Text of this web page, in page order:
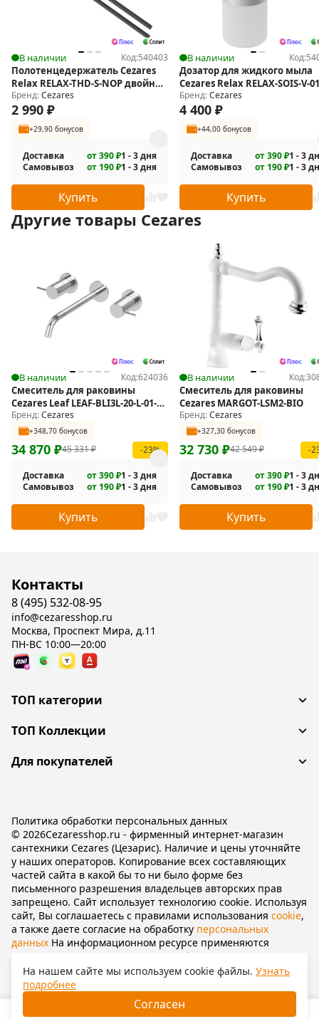
В наличии Код:540403
Полотенцедержатель Cezares
Relax RELAX-THD-S-NOP двойной
поворотный
Бренд:Cezares
2 990 ₽
+29,90 бонусов
Доставка от 390 ₽1 - 3 дня
Самовывоз
от 190 ₽1 - 3 дня
Купить
В наличии Код:
Дозатор для жидкого мыла
Cezares Relax RELAX-SOIS-V-01
Бренд:Cezares
4 400 ₽
+44,00 бонусов
Доставка от 390 ₽1 - 3
Самовывоз
от 190 ₽1 - 3
Купить
Другие товары Cezares
В наличии Код:624036
Смеситель для раковины
Cezares Leaf LEAF-BLI3L-20-L-01-
W0
Бренд:Cezares
+348,70 бонусов
45 331₽
34 870 ₽ -23%
Доставка от 390 ₽1 - 3 дня
Самовывоз
от 190 ₽1 - 3 дня
Купить
В наличии Код:
Смеситель для раковины
Cezares MARGOT-LSM2-BIO
Бренд:Cezares
+327,30 бонусов
42 549₽
32 730 ₽ -
Доставка от 390 ₽1 - 3
Самовывоз
от 190 ₽1 - 3
Купить
Контакты
8 (495) 532-08-95
info@cezaresshop.ru
Москва, Проспект Мира, д.11
ПН-ВС 10:00—20:00
ТОП категории
ТОП Коллекции
Для покупателей
© 2026Cezaresshop.ru - фирменный интернет-магазин
сантехники Cezares (Цезарис). Наличие и цены уточняйте
у наших операторов. Копирование всех составляющих
частей сайта в какой бы то ни было форме без
письменного разрешения владельцев авторских прав
запрещено. Сайт использует технологию cookie. Используя
сайт, Вы соглашаетесь с правилами использования cookie,
а также даете согласие на обработку персональных
данных На информационном ресурсе применяются
(информационные
технологии предоставления информации на основе сбора,
систематизации и анализа сведений, относящихся к
предпочтениям пользователей сети «Интернет»,
находящихся на территории Российской Федерации).
Политика обработки персональных данных
На нашем сайте мы используем cookie файлы. Узнать
подробнее
Согласен